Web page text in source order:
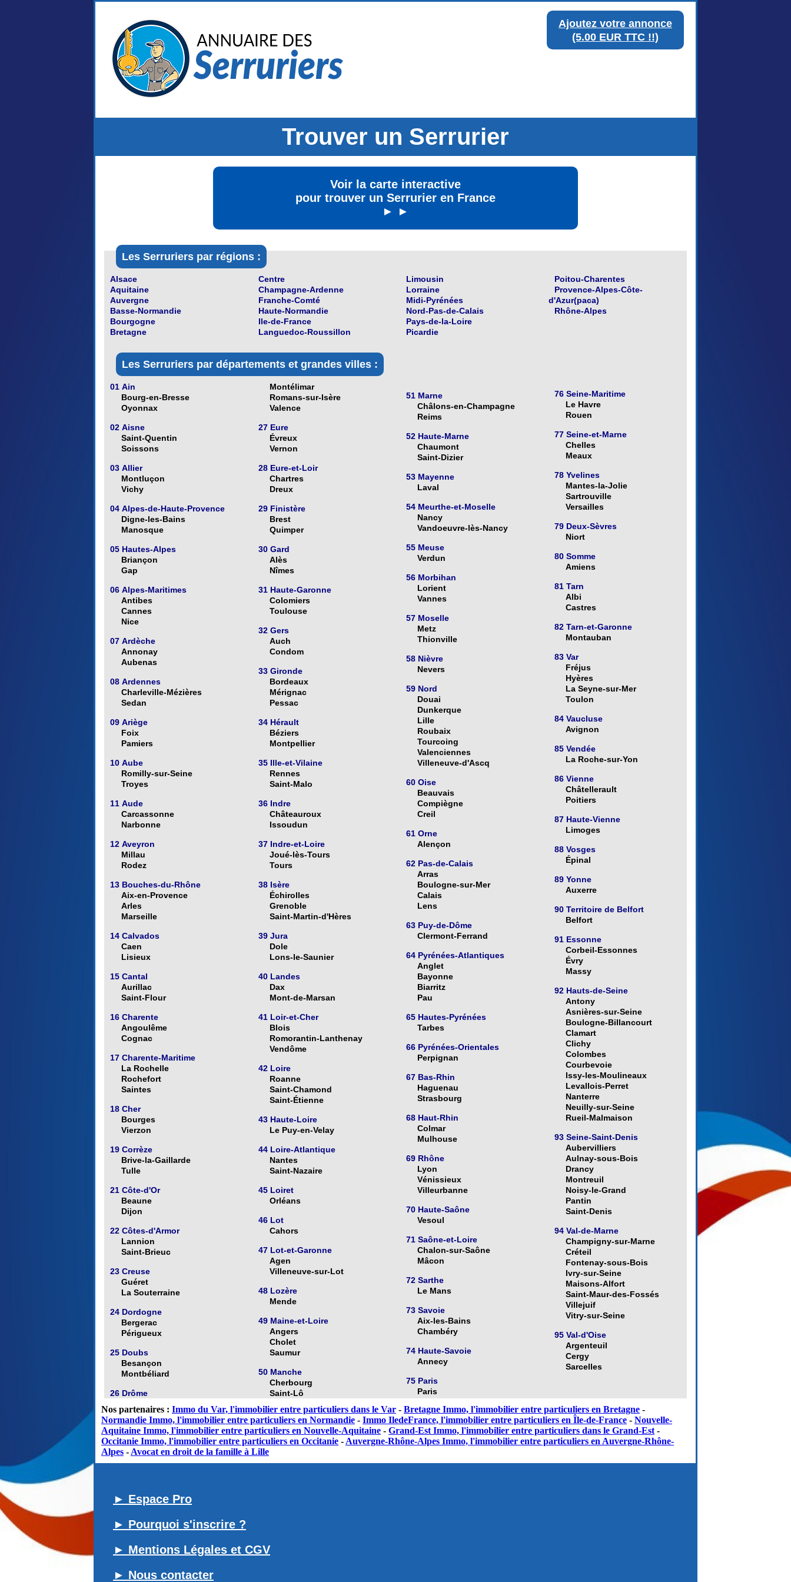
Ajoutez votre annonce
(5.00 EUR TTC !!)
Trouver un Serrurier
Voir la carte interactive
pour trouver un Serrurier en France
► ►
Les Serruriers par régions :
Alsace
Aquitaine
Auvergne
Basse-Normandie
Bourgogne
Bretagne
Centre
Champagne-Ardenne
Franche-Comté
Haute-Normandie
Ile-de-France
Languedoc-Roussillon
Limousin
Lorraine
Midi-Pyrénées
Nord-Pas-de-Calais
Pays-de-la-Loire
Picardie
Poitou-Charentes
Provence-Alpes-Côte-
d'Azur(paca)
Rhône-Alpes
Les Serruriers par départements et grandes villes :
01 Ain
Bourg-en-Bresse
Oyonnax
02 Aisne
Saint-Quentin
Soissons
03 Allier
Montluçon
Vichy
04 Alpes-de-Haute-Provence
Digne-les-Bains
Manosque
05 Hautes-Alpes
Briançon
Gap
06 Alpes-Maritimes
Antibes
Cannes
Nice
07 Ardèche
Annonay
Aubenas
08 Ardennes
Charleville-Mézières
Sedan
09 Ariège
Foix
Pamiers
10 Aube
Romilly-sur-Seine
Troyes
11 Aude
Carcassonne
Narbonne
12 Aveyron
Millau
Rodez
13 Bouches-du-Rhône
Aix-en-Provence
Arles
Marseille
14 Calvados
Caen
Lisieux
15 Cantal
Aurillac
Saint-Flour
16 Charente
Angoulême
Cognac
17 Charente-Maritime
La Rochelle
Rochefort
Saintes
18 Cher
Bourges
Vierzon
19 Corrèze
Brive-la-Gaillarde
Tulle
21 Côte-d'Or
Beaune
Dijon
22 Côtes-d'Armor
Lannion
Saint-Brieuc
23 Creuse
Guéret
La Souterraine
24 Dordogne
Bergerac
Périgueux
25 Doubs
Besançon
Montbéliard
26 Drôme
Montélimar
Romans-sur-Isère
Valence
27 Eure
Évreux
Vernon
28 Eure-et-Loir
Chartres
Dreux
29 Finistère
Brest
Quimper
30 Gard
Alès
Nîmes
31 Haute-Garonne
Colomiers
Toulouse
32 Gers
Auch
Condom
33 Gironde
Bordeaux
Mérignac
Pessac
34 Hérault
Béziers
Montpellier
35 Ille-et-Vilaine
Rennes
Saint-Malo
36 Indre
Châteauroux
Issoudun
37 Indre-et-Loire
Joué-lès-Tours
Tours
38 Isère
Échirolles
Grenoble
Saint-Martin-d'Hères
39 Jura
Dole
Lons-le-Saunier
40 Landes
Dax
Mont-de-Marsan
41 Loir-et-Cher
Blois
Romorantin-Lanthenay
Vendôme
42 Loire
Roanne
Saint-Chamond
Saint-Étienne
43 Haute-Loire
Le Puy-en-Velay
44 Loire-Atlantique
Nantes
Saint-Nazaire
45 Loiret
Orléans
46 Lot
Cahors
47 Lot-et-Garonne
Agen
Villeneuve-sur-Lot
48 Lozère
Mende
49 Maine-et-Loire
Angers
Cholet
Saumur
50 Manche
Cherbourg
Saint-Lô
51 Marne
Châlons-en-Champagne
Reims
52 Haute-Marne
Chaumont
Saint-Dizier
53 Mayenne
Laval
54 Meurthe-et-Moselle
Nancy
Vandoeuvre-lès-Nancy
55 Meuse
Verdun
56 Morbihan
Lorient
Vannes
57 Moselle
Metz
Thionville
58 Nièvre
Nevers
59 Nord
Douai
Dunkerque
Lille
Roubaix
Tourcoing
Valenciennes
Villeneuve-d'Ascq
60 Oise
Beauvais
Compiègne
Creil
61 Orne
Alençon
62 Pas-de-Calais
Arras
Boulogne-sur-Mer
Calais
Lens
63 Puy-de-Dôme
Clermont-Ferrand
64 Pyrénées-Atlantiques
Anglet
Bayonne
Biarritz
Pau
65 Hautes-Pyrénées
Tarbes
66 Pyrénées-Orientales
Perpignan
67 Bas-Rhin
Haguenau
Strasbourg
68 Haut-Rhin
Colmar
Mulhouse
69 Rhône
Lyon
Vénissieux
Villeurbanne
70 Haute-Saône
Vesoul
71 Saône-et-Loire
Chalon-sur-Saône
Mâcon
72 Sarthe
Le Mans
73 Savoie
Aix-les-Bains
Chambéry
74 Haute-Savoie
Annecy
75 Paris
Paris
76 Seine-Maritime
Le Havre
Rouen
77 Seine-et-Marne
Chelles
Meaux
78 Yvelines
Mantes-la-Jolie
Sartrouville
Versailles
79 Deux-Sèvres
Niort
80 Somme
Amiens
81 Tarn
Albi
Castres
82 Tarn-et-Garonne
Montauban
83 Var
Fréjus
Hyères
La Seyne-sur-Mer
Toulon
84 Vaucluse
Avignon
85 Vendée
La Roche-sur-Yon
86 Vienne
Châtellerault
Poitiers
87 Haute-Vienne
Limoges
88 Vosges
Épinal
89 Yonne
Auxerre
90 Territoire de Belfort
Belfort
91 Essonne
Corbeil-Essonnes
Évry
Massy
92 Hauts-de-Seine
Antony
Asnières-sur-Seine
Boulogne-Billancourt
Clamart
Clichy
Colombes
Courbevoie
Issy-les-Moulineaux
Levallois-Perret
Nanterre
Neuilly-sur-Seine
Rueil-Malmaison
93 Seine-Saint-Denis
Aubervilliers
Aulnay-sous-Bois
Drancy
Montreuil
Noisy-le-Grand
Pantin
Saint-Denis
94 Val-de-Marne
Champigny-sur-Marne
Créteil
Fontenay-sous-Bois
Ivry-sur-Seine
Maisons-Alfort
Saint-Maur-des-Fossés
Villejuif
Vitry-sur-Seine
95 Val-d'Oise
Argenteuil
Cergy
Sarcelles
Nos partenaires : Immo du Var, l'immobilier entre particuliers dans le Var - Bretagne Immo, l'immobilier entre particuliers en Bretagne -
Normandie Immo, l'immobilier entre particuliers en Normandie - Immo IledeFrance, l'immobilier entre particuliers en Île-de-France - Nouvelle-
Aquitaine Immo, l'immobilier entre particuliers en Nouvelle-Aquitaine - Grand-Est Immo, l'immobilier entre particuliers dans le Grand-Est -
Occitanie Immo, l'immobilier entre particuliers en Occitanie - Auvergne-Rhône-Alpes Immo, l'immobilier entre particuliers en Auvergne-Rhône-
Alpes - Avocat en droit de la famille à Lille
► Espace Pro
► Pourquoi s'inscrire ?
► Mentions Légales et CGV
► Nous contacter